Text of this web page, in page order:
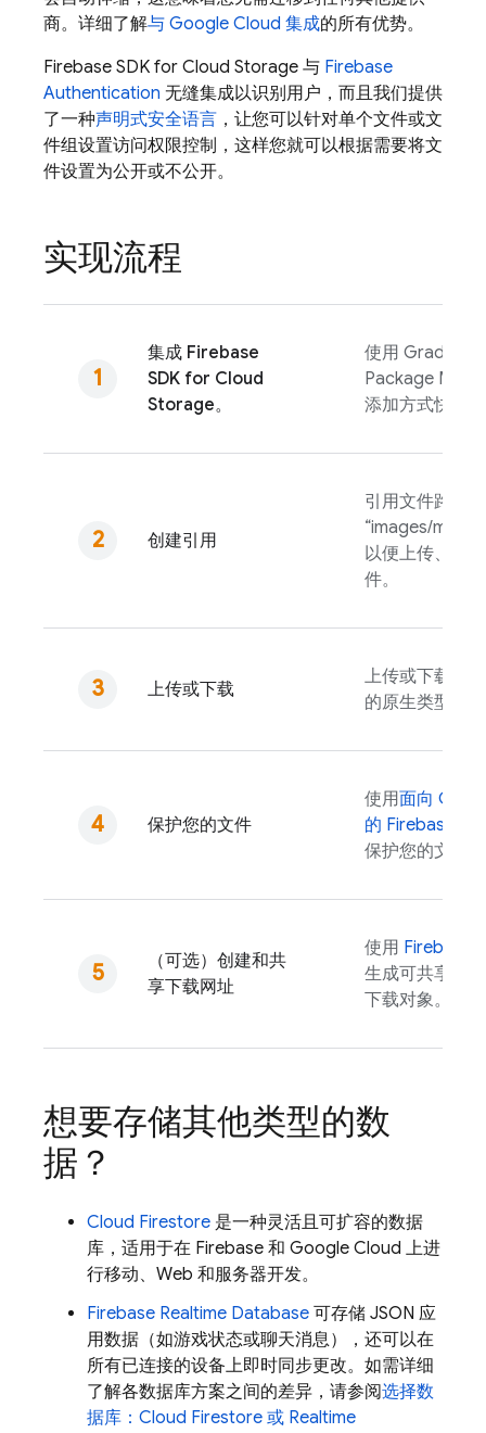
商。详细了解与 Google Cloud 集成的所有优势。
Firebase SDK for Cloud Storage 与 Firebase
Authentication 无缝集成以识别用户，而且我们提供
了一种声明式安全语言 ，让您可以针对单个文件或文
件组设置访问权限控制，这样您就可以根据需要将文
件设置为公开或不公开。
实现流程
集成 Firebase
SDK for Cloud
Storage。
使用 Gradle、
Package
添加方式快速
创建引用
引用文件路径
“images/
以便上传、下
件。
上传或下载
上传或下载为
的原生类型。
保护您的文件
使用面向
的 Firebase
保护您的文件。
（可选）创建和共
享下载网址
使用 Firebase
生成可共享的
下载对象。
想要存储其他类型的数
据？
Cloud Firestore 是一种灵活且可扩容的数据
库，适用于在 Firebase 和 Google Cloud 上进
行移动、Web 和服务器开发。
Firebase Realtime Database 可存储 JSON 应
用数据（如游戏状态或聊天消息），还可以在
所有已连接的设备上即时同步更改。如需详细
了解各数据库方案之间的差异，请参阅选择数
据库： Cloud Firestore 或 Realtime